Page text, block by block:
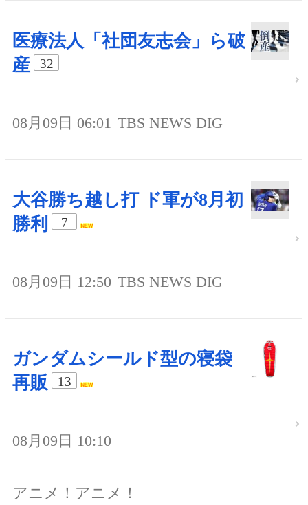
医療法人「社団友志会」ら破
産
32
08月09日 06:01 TBS NEWS DIG
大谷勝ち越し打 ド軍が8月初
勝利
7
08月09日 12:50 TBS NEWS DIG
ガンダムシールド型の寝袋
再販
13
08月09日 10:10
アニメ！アニメ！